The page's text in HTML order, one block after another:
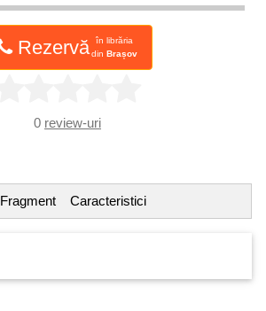
Rezervă
în librăria
din Brașov
0 review-uri
Fragment Caracteristici